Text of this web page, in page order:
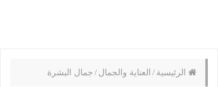
الرئيسية / العناية والجمال / جمال البشرة